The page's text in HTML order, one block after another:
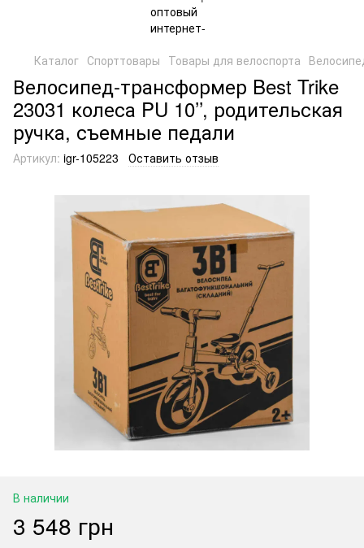
Каталог Спорттовары Товары для велоспорта
Велосипед-трансформер Best Trike
23031 колеса PU 10’’, родительская
ручка, съемные педали
Артикул: igr-105223 Оставить отзыв
В наличии
3 548 грн